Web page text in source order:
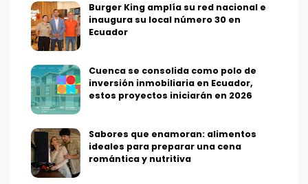
Burger King amplía su red nacional e
inaugura su local número 30 en
Ecuador
Cuenca se consolida como polo de
inversión inmobiliaria en Ecuador,
estos proyectos iniciarán en 2026
Sabores que enamoran: alimentos
ideales para preparar una cena
romántica y nutritiva